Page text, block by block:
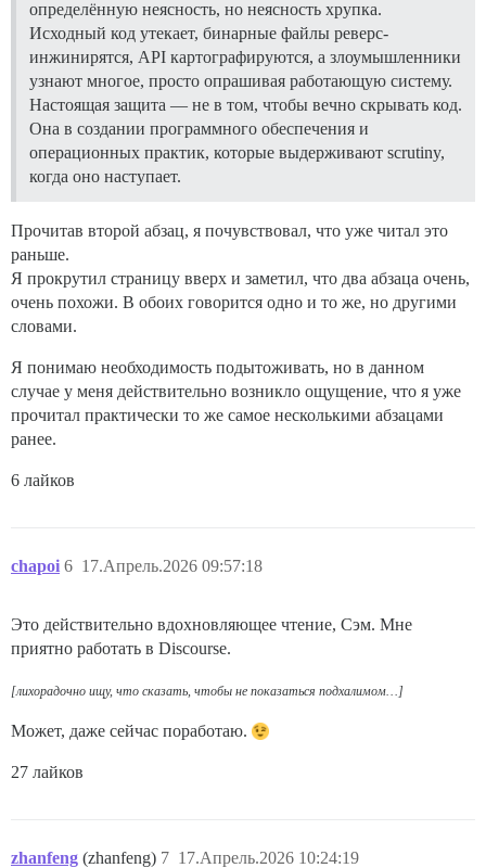
определённую неясность, но неясность хрупка.
Исходный код утекает, бинарные файлы реверс-
инжинирятся, API картографируются, а злоумышленники
узнают многое, просто опрашивая работающую систему.
Настоящая защита — не в том, чтобы вечно скрывать код.
Она в создании программного обеспечения и
операционных практик, которые выдерживают scrutiny,
когда оно наступает.
Прочитав второй абзац, я почувствовал, что уже читал это
раньше.
Я прокрутил страницу вверх и заметил, что два абзаца очень,
очень похожи. В обоих говорится одно и то же, но другими
словами.
Я понимаю необходимость подытоживать, но в данном
случае у меня действительно возникло ощущение, что я уже
прочитал практически то же самое несколькими абзацами
ранее.
6 лайков
chapoi 17.Апрель.2026 09:57:18
6
Это действительно вдохновляющее чтение, Сэм. Мне
приятно работать в Discourse.
[лихорадочно ищу, что сказать, чтобы не показаться подхалимом…]
Может, даже сейчас поработаю.
27 лайков
zhanfeng (zhanfeng) 17.Апрель.2026 10:24:19
7